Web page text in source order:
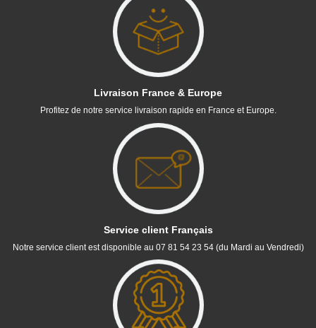
Livraison France & Europe
Profitez de notre service livraison rapide en France et Europe.
Service client Français
Notre service client est disponible au 07 81 54 23 54 (du Mardi au Vendredi)